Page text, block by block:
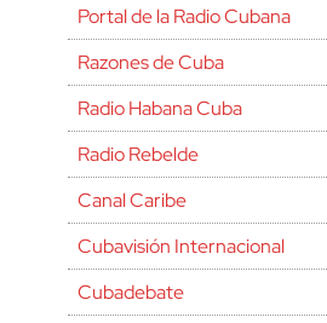
Portal de la Radio Cubana
Razones de Cuba
Radio Habana Cuba
Radio Rebelde
Canal Caribe
Cubavisión Internacional
Cubadebate